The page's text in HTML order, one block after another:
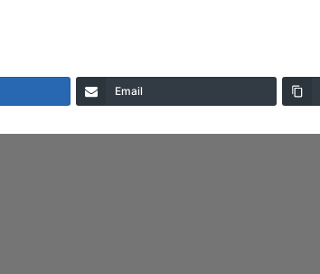
Email